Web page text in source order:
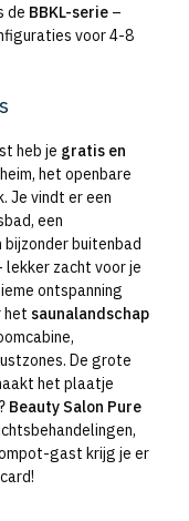
de BBKL-serie –
voor 4-8
heb je gratis en
het openbare
Je vindt er een
een
buitenbad
zacht voor je
ontspanning
het saunalandschap
De grote
het plaatje
Beauty Salon Pure
gast krijg je er